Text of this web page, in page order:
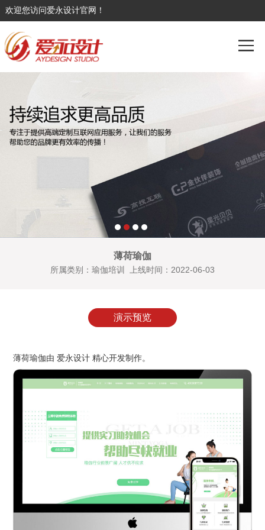
欢迎您访问爱永设计官网！
薄荷瑜伽
所属类别：瑜伽培训 上线时间：2022-06-03
演示预览
薄荷瑜伽由 爱永设计 精心开发制作。